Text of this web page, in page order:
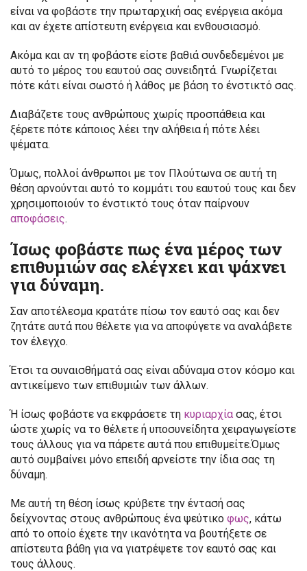
είναι να φοβάστε την πρωταρχική σας ενέργεια ακόμα
και αν έχετε απίστευτη ενέργεια και ενθουσιασμό.
Ακόμα και αν τη φοβάστε είστε βαθιά συνδεδεμένοι με
αυτό το μέρος του εαυτού σας συνειδητά. Γνωρίζεται
πότε κάτι είναι σωστό ή λάθος με βάση το ένστικτό σας.
Διαβάζετε τους ανθρώπους χωρίς προσπάθεια και
ξέρετε πότε κάποιος λέει την αλήθεια ή πότε λέει
ψέματα.
Όμως, πολλοί άνθρωποι με τον Πλούτωνα σε αυτή τη
θέση αρνούνται αυτό το κομμάτι του εαυτού τους και δεν
χρησιμοποιούν το ένστικτό τους όταν παίρνουν
αποφάσεις.
Ίσως φοβάστε πως ένα μέρος των
επιθυμιών σας ελέγχει και ψάχνει
για δύναμη.
Σαν αποτέλεσμα κρατάτε πίσω τον εαυτό σας και δεν
ζητάτε αυτά που θέλετε για να αποφύγετε να αναλάβετε
τον έλεγχο.
Έτσι τα συναισθήματά σας είναι αδύναμα στον κόσμο και
αντικείμενο των επιθυμιών των άλλων.
Ή ίσως φοβάστε να εκφράσετε τη κυριαρχία σας, έτσι
ώστε χωρίς να το θέλετε ή υποσυνείδητα χειραγωγείστε
τους άλλους για να πάρετε αυτά που επιθυμείτε.Όμως
αυτό συμβαίνει μόνο επειδή αρνείστε την ίδια σας τη
δύναμη.
Με αυτή τη θέση ίσως κρύβετε την έντασή σας
δείχνοντας στους ανθρώπους ένα ψεύτικο φως, κάτω
από το οποίο έχετε την ικανότητα να βουτήξετε σε
απίστευτα βάθη για να γιατρέψετε τον εαυτό σας και
τους άλλους.